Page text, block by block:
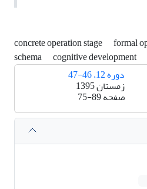
concrete operation stage formal
schema
cognitive development
دوره 12، 46-47
زمستان 1395
صفحه75-89